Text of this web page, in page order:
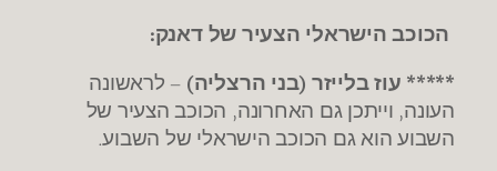
הכוכב הישראלי הצעיר של דאנק:
***** עוז בלייזר (בני הרצליה) – לראשונה
העונה, וייתכן גם האחרונה, הכוכב הצעיר של
השבוע הוא גם הכוכב הישראלי של השבוע.